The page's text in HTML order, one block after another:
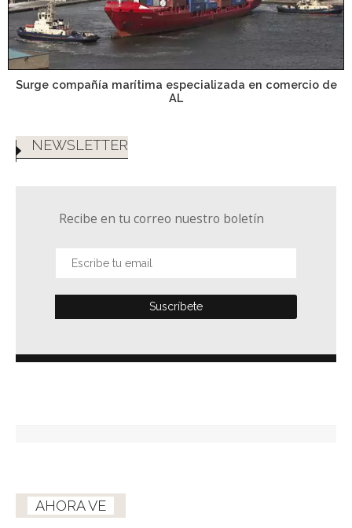
Surge compañía marítima especializada en comercio de
AL
NEWSLETTER
Recibe en tu correo nuestro boletín
AHORA VE